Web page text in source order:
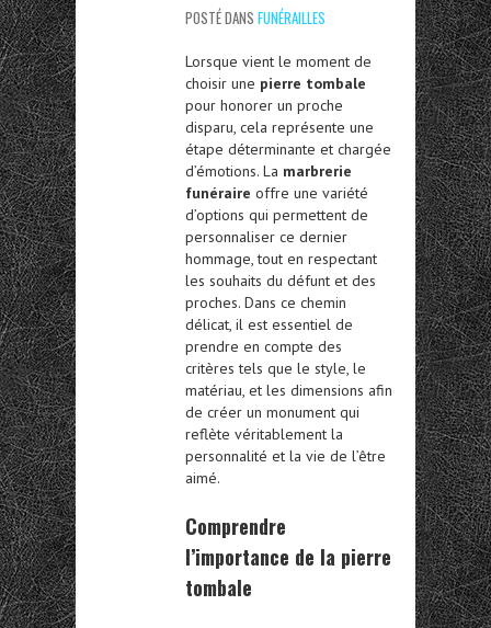
POSTÉ DANS FUNÉRAILLES
Lorsque vient le moment de
choisir une pierre tombale
pour honorer un proche
disparu, cela représente une
étape déterminante et chargée
d’émotions. La marbrerie
funéraire offre une variété
d’options qui permettent de
personnaliser ce dernier
hommage, tout en respectant
les souhaits du défunt et des
proches. Dans ce chemin
délicat, il est essentiel de
prendre en compte des
critères tels que le style, le
matériau, et les dimensions afin
de créer un monument qui
reflète véritablement la
personnalité et la vie de l’être
aimé.
Comprendre
l’importance de la pierre
tombale